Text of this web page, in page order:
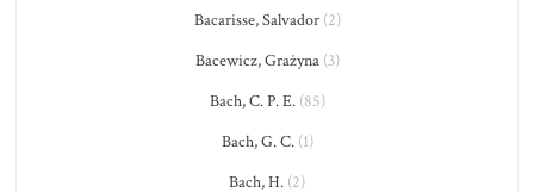
Bacarisse, Salvador(2)
Bacewicz, Grażyna(3)
Bach, C. P. E.(85)
Bach, G. C.(1)
Bach, H. (2)